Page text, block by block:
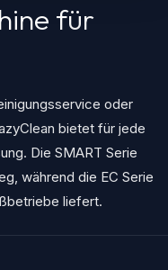
für
oder
bietet für jede
Die SMART Serie
während die EC Serie
liefert.